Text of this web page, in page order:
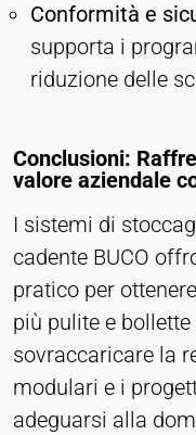
Conformità e
supporta i
riduzione delle
Conclusioni:
valore aziendale
I sistemi di
cadente BUCO
pratico per
più pulite e
sovraccaricare la
modulari e i
adeguarsi alla